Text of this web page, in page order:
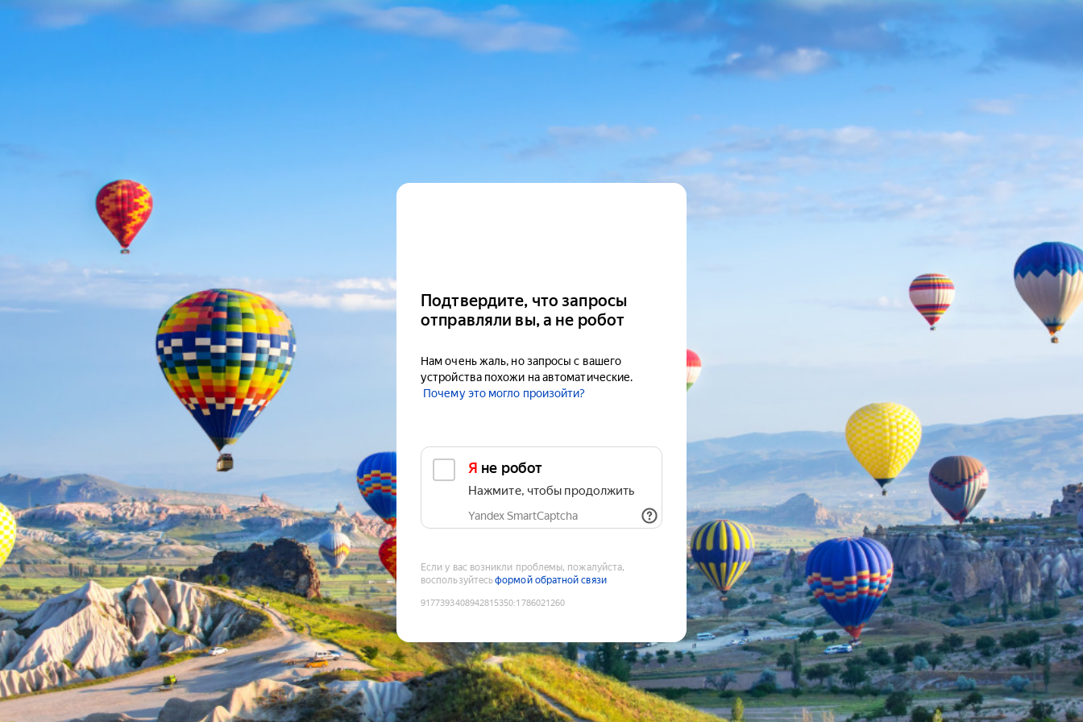
Подтвердите, что запросы
отправляли вы, а не робот
Нам очень жаль, но запросы с вашего
устройства похожи на автоматические.
Почему это могло произойти?
Я не робот
Нажмите, чтобы продолжить
Yandex SmartCaptcha
Если у вас возникли проблемы, пожалуйста,
воспользуйтесьформой обратной связи
9177393408942815350:1786021260